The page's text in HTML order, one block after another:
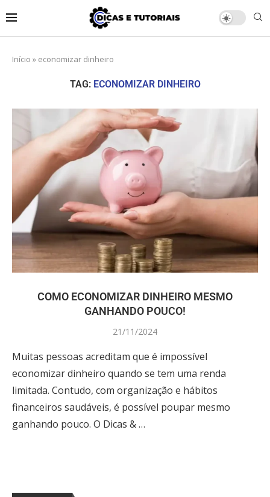
Início » economizar dinheiro
TAG: ECONOMIZAR DINHEIRO
COMO ECONOMIZAR DINHEIRO MESMO
GANHANDO POUCO!
21/11/2024
Muitas pessoas acreditam que é impossível
economizar dinheiro quando se tem uma renda
limitada. Contudo, com organização e hábitos
financeiros saudáveis, é possível poupar mesmo
ganhando pouco. O Dicas & …